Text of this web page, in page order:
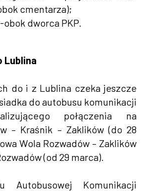
cmentarza);
dworca PKP.
Lublina
do i z Lublina czeka jeszcze
do autobusu komunikacji
połączenia na
– Kraśnik – Zaklików (do 28
Wola Rozwadów – Zaklików
(od 29 marca).
Autobusowej Komunikacji